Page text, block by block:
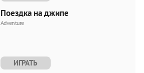
Поездка на джипе
Adventure
ИГРАТЬ